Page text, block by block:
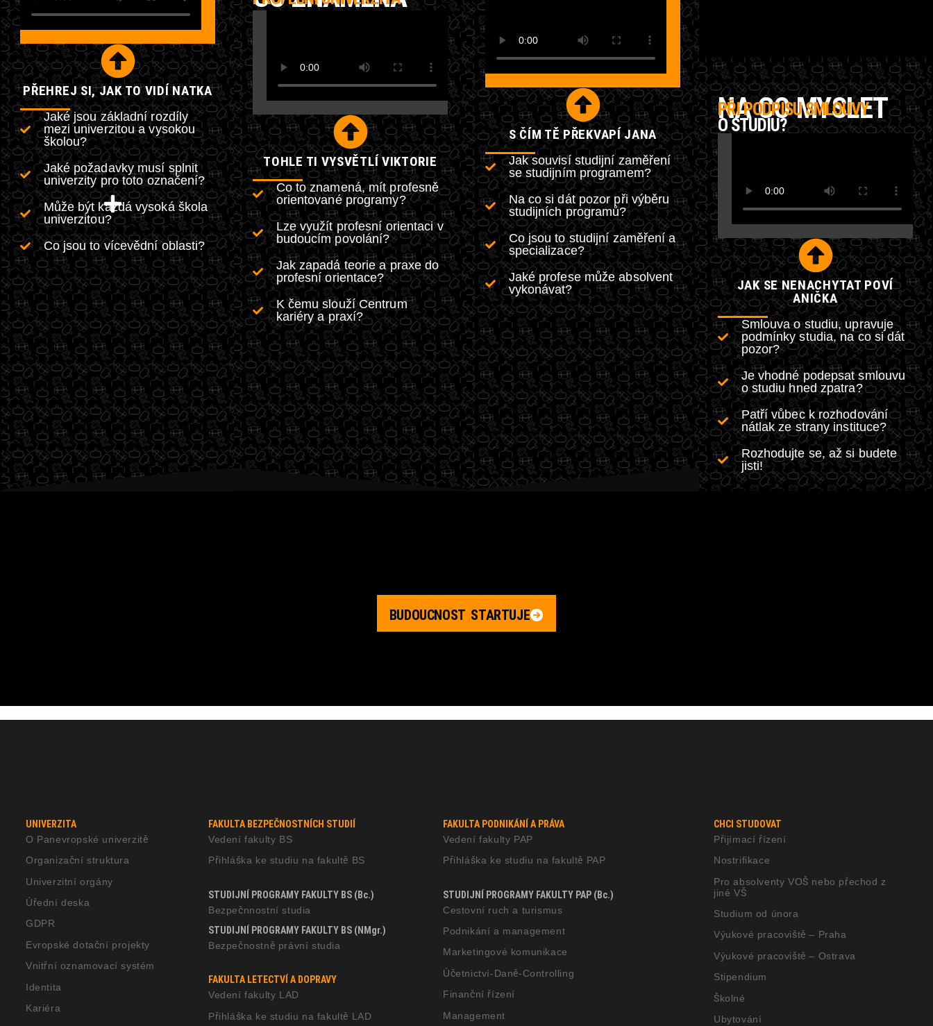
PŘEHREJ SI, JAK TO VIDÍ NATKA
Jaké jsou základní rozdíly
mezi univerzitou a vysokou
školou?
Jaké požadavky musí splnit
univerzity pro toto označení?
Může být každá vysoká škola
univerzitou?
Co jsou to vícevědní oblasti?
TOHLE TI VYSVĚTLÍ VIKTORIE
Co to znamená, mít profesně
orientované programy?
Lze využít profesní orientaci v
budoucím povolání?
Jak zapadá teorie a praxe do
profesní orientace?
K čemu slouží Centrum
kariéry a praxí?
S ČÍM TĚ PŘEKVAPÍ JANA
Jak souvisí studijní zaměření
se studijním programem?
Na co si dát pozor při výběru
studijních programů?
Co jsou to studijní zaměření a
specializace?
Jaké profese může absolvent
vykonávat?
NA CO MYSLET
PŘI PODPISU SMLOUVY
O STUDIU?
JAK SE NENACHYTAT POVÍ
ANIČKA
Smlouva o studiu, upravuje
podmínky studia, na co si dát
pozor?
Je vhodné podepsat smlouvu
o studiu hned zpatra?
Patří vůbec k rozhodování
nátlak ze strany instituce?
Rozhodujte se, až si budete
jisti!
BUDOUCNOST STARTUJE
UNIVERZITA
O Panevropské univerzitě
Organizační struktura
Univerzitní orgány
Úřední deska
GDPR
Evropské dotační projekty
Vnitřní oznamovací systém
Identita
Kariéra
FAKULTA BEZPEČNOSTNÍCH STUDIÍ
Vedení fakulty BS
Přihláška ke studiu na fakultě BS
STUDIJNÍ PROGRAMY FAKULTY BS (Bc.)
Bezpečnnostní studia
STUDIJNÍ PROGRAMY FAKULTY BS (NMgr.)
Bezpečnostně právní studia
FAKULTA LETECTVÍ A DOPRAVY
Vedení fakulty LAD
Přihláška ke studiu na fakultě LAD
FAKULTA PODNIKÁNÍ A PRÁVA
Vedení fakulty PAP
Přihláška ke studiu na fakultě PAP
STUDIJNÍ PROGRAMY FAKULTY PAP (Bc.)
Cestovní ruch a turismus
Podnikání a management
Marketingové komunikace
Účetnictví-Daně-Controlling
Finanční řízení
Management
CHCI STUDOVAT
Přijímací řízení
Nostrifikace
Pro absolventy VOŠ nebo přechod z
jiné VŠ
Studium od února
Výukové pracoviště – Praha
Výukové pracoviště – Ostrava
Stipendium
Školné
Ubytování